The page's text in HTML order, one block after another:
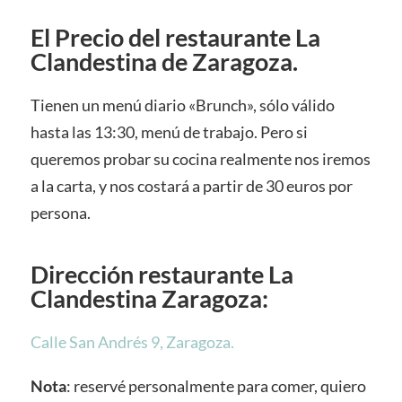
El Precio del restaurante La
Clandestina de Zaragoza.
Tienen un menú diario «Brunch», sólo válido
hasta las 13:30, menú de trabajo. Pero si
queremos probar su cocina realmente nos iremos
a la carta, y nos costará a partir de 30 euros por
persona.
Dirección restaurante La
Clandestina Zaragoza:
Calle San Andrés 9, Zaragoza.
Nota: reservé personalmente para comer, quiero